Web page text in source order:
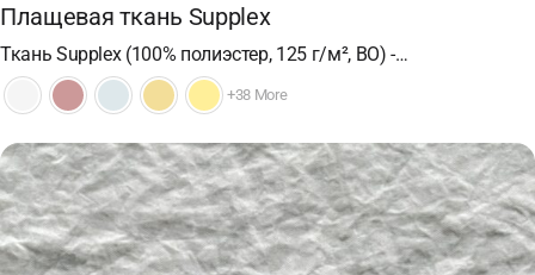
Плащевая ткань Supplex
Ткань Supplex (100% полиэстер, 125 г/м², ВО) -…
+38 More